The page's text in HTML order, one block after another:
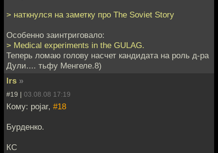
> наткнулся на заметку про The Soviet Story
Особенно заинтриговало:
> Medical experiments in the GULAG.
Теперь ломаю голову насчет кандидата на роль д-ра
Дули.... тьфу Менгеле.8)
lrs »
#19 | 03.08.08 17:19
Кому: pojar, #18
Бурденко.
КС